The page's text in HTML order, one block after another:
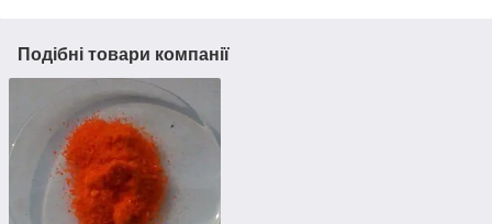
Подібні товари компанії